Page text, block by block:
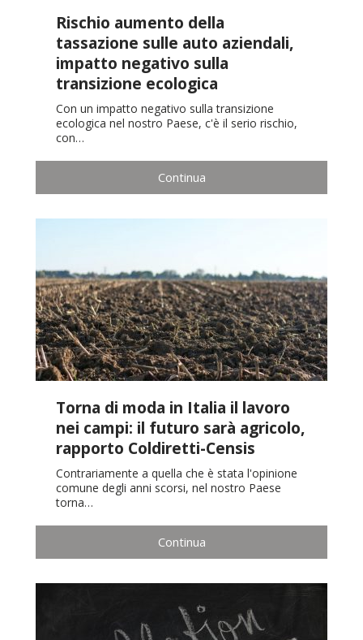
Rischio aumento della
tassazione sulle auto aziendali,
impatto negativo sulla
transizione ecologica
Con un impatto negativo sulla transizione
ecologica nel nostro Paese, c'è il serio rischio,
con…
Continua
Torna di moda in Italia il lavoro
nei campi: il futuro sarà agricolo,
rapporto Coldiretti-Censis
Contrariamente a quella che è stata l'opinione
comune degli anni scorsi, nel nostro Paese
torna…
Continua